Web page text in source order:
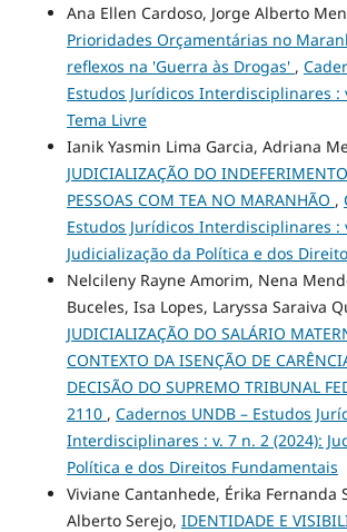
Ana Ellen Cardoso, Jorge Alberto
Prioridades Orçamentárias no
reflexos na 'Guerra às Drogas' ,
Estudos Jurídicos Interdisciplinares :
Tema Livre
Ianik Yasmin Lima Garcia, Adriana
JUDICIALIZAÇÃO DO
PESSOAS COM TEA NO MARANHÃO ,
Estudos Jurídicos Interdisciplinares :
Judicialização da Política e dos
Nelcileny Rayne Amorim, Nena
Buceles, Isa Lopes, Laryssa Saraiva
JUDICIALIZAÇÃO DO SALÁRIO
CONTEXTO DA ISENÇÃO DE
DECISÃO DO SUPREMO TRIBUNAL
2110 , Cadernos UNDB – Estudos
Interdisciplinares : v. 7 n. 2 (2024):
Política e dos Direitos Fundamentais
Viviane Cantanhede, Érika Fernanda
Alberto Serejo, IDENTIDADE E